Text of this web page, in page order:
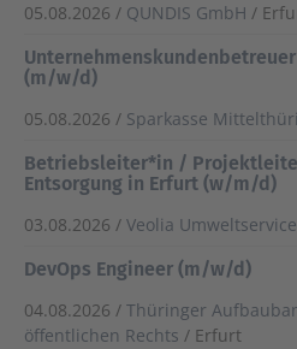
05.08.2026 / QUNDIS GmbH /
Unternehmenskundenbetreuer
(m/w/d)
05.08.2026 / Sparkasse
Betriebsleiter*in /
Entsorgung in Erfurt (w/m/d)
03.08.2026 / Veolia
DevOps Engineer (m/w/d)
04.08.2026 / Thüringer
öffentlichen Rechts / Erfurt